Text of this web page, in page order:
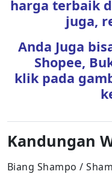
harga terbaik
juga,
Anda Juga
Shopee,
klik pada
Kandungan
Biang Shampo /